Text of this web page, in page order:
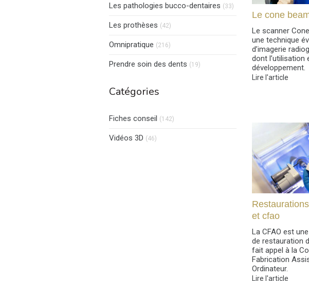
Le cone
Le scanner
une technique
d’imagerie
dont l’utilisation
développement.
Lire l'article
et cfao
La CFAO est
de restauration
fait appel à la
Fabrication
Ordinateur.
Lire l'article
Les pathologies bucco-dentaires (33) Articles Count
Les prothèses (42)
Omnipratique (216)
Prendre soin des dents (19)
Catégories
Fiches conseil (142)
Vidéos 3D (46)